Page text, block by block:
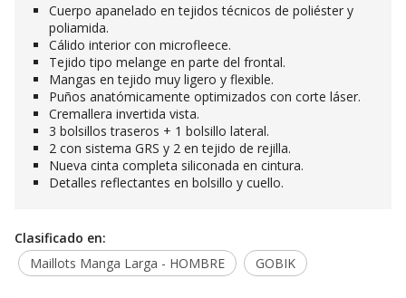
Cuerpo apanelado en tejidos técnicos de poliéster y
poliamida.
Cálido interior con microfleece.
Tejido tipo melange en parte del frontal.
Mangas en tejido muy ligero y flexible.
Puños anatómicamente optimizados con corte láser.
Cremallera invertida vista.
3 bolsillos traseros + 1 bolsillo lateral.
2 con sistema GRS y 2 en tejido de rejilla.
Nueva cinta completa siliconada en cintura.
Detalles reflectantes en bolsillo y cuello.
Clasificado en:
Maillots Manga Larga - HOMBRE
GOBIK